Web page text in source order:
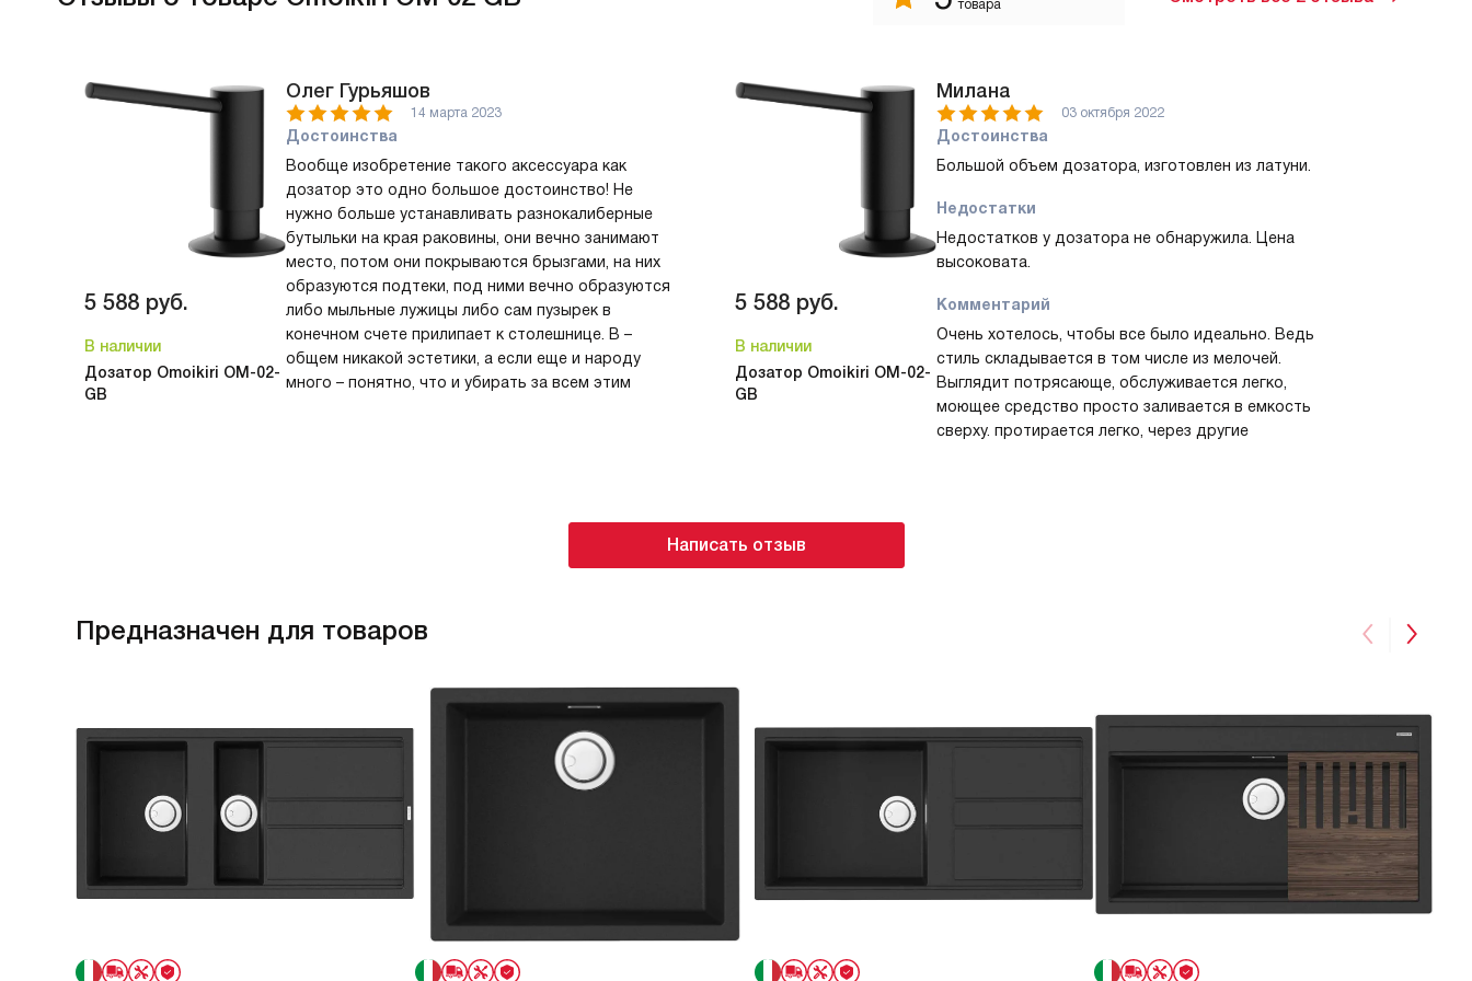
товара
5 588 руб.
В наличии
Дозатор Omoikiri OM-02-
GB
Олег Гурьяшов
14 марта 2023
Достоинства
Вообще изобретение такого аксессуара как
дозатор это одно большое достоинство! Не
нужно больше устанавливать разнокалиберные
бутыльки на края раковины, они вечно занимают
место, потом они покрываются брызгами, на них
образуются подтеки, под ними вечно образуются
либо мыльные лужицы либо сам пузырек в
конечном счете прилипает к столешнице. В –
общем никакой эстетики, а если еще и народу
много – понятно, что и убирать за всем этим
простой в использовании, емкость этого
жидкости. Если жидкое средство густое, то нужно
он из прочного и тяжелого металла латунь,
тяжеленький, устойчивый. Дозирует жидкость
тугое, но и не расхлябанное, ничего не заедает, в
основании не подтекает. Смотрится в комплекте с
нашей мойкой Омойкири просто прекрасно!
Лично у нашего дозатора я никаких недостатков
– либо это производственный брак либо у кого то
руки растут не из того места и установлен он
5 588 руб.
В наличии
Дозатор Omoikiri OM-02-
GB
Милана
03 октября 2022
Достоинства
Большой объем дозатора, изготовлен из латуни.
Недостатки
Недостатков у дозатора не обнаружила. Цена
высоковата.
Комментарий
Очень хотелось, чтобы все было идеально. Ведь
стиль складывается в том числе из мелочей.
Выглядит потрясающе, обслуживается легко,
моющее средство просто заливается в емкость
сверху. протирается легко, через другие
Написать отзыв
Предназначен для товаров